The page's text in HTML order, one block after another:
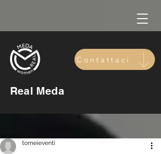
Contattaci
Real Meda
torneieventi